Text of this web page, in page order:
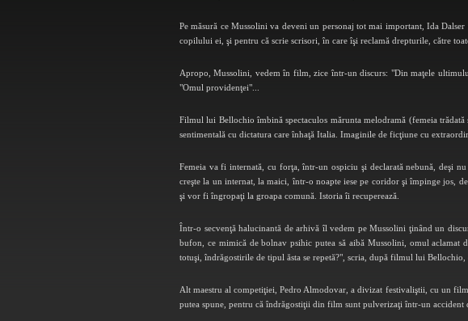
Pe măsură ce Mussolini va deveni un personaj tot mai important, Ida
copilului ei, şi pentru că scrie scrisori, în care îşi reclamă drepturile, către
Apropo, Mussolini, vedem în film, zice într-un discurs: "Din maţele
"Omul providenţei"...
Filmul lui Bellochio îmbină spectaculos mărunta melodramă (femeia
sentimentală cu dictatura care înhaţă Italia. Imaginile de ficţiune cu
Femeia va fi internată, cu forţa, într-un ospiciu şi declarată nebună, deşi
creşte la un internat, la maici, într-o noapte iese pe coridor şi împinge jos,
şi vor fi îngropaţi la groapa comună. Istoria îi recuperează.
Într-o secvenţă halucinantă de arhivă îl vedem pe Mussolini ţinând un
bufon, ce mimică de bolnav psihic putea să aibă Mussolini, omul
totuşi, îndrăgostirile de tipul ăsta se repetă?", scria, după filmul lui
Alt maestru al competiţiei, Pedro Almodovar, a divizat festivaliştii, cu un
putea spune, pentru că îndrăgostiţii din film sunt pulverizaţi într-un accident